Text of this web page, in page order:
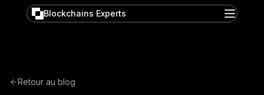
Blockchains Experts
Retour au blog